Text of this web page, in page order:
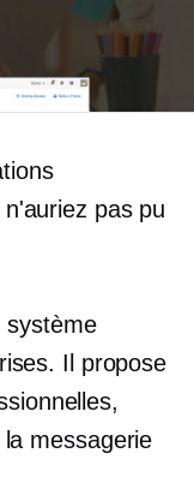
pas pu
système
Il propose
messagerie